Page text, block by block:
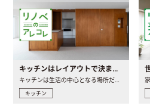
キッチンはレイアウトで決まる。後悔しないための考え方と選び方
キッチンは生活の中心となる場所だからこそ、家の中のどこに置..
キッチン